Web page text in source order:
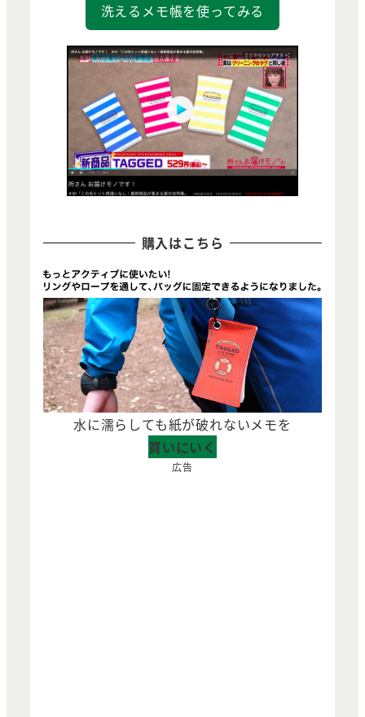
洗えるメモ帳を使ってみる
購入はこちら
水に濡らしても紙が破れないメモを
買いにいく
広告